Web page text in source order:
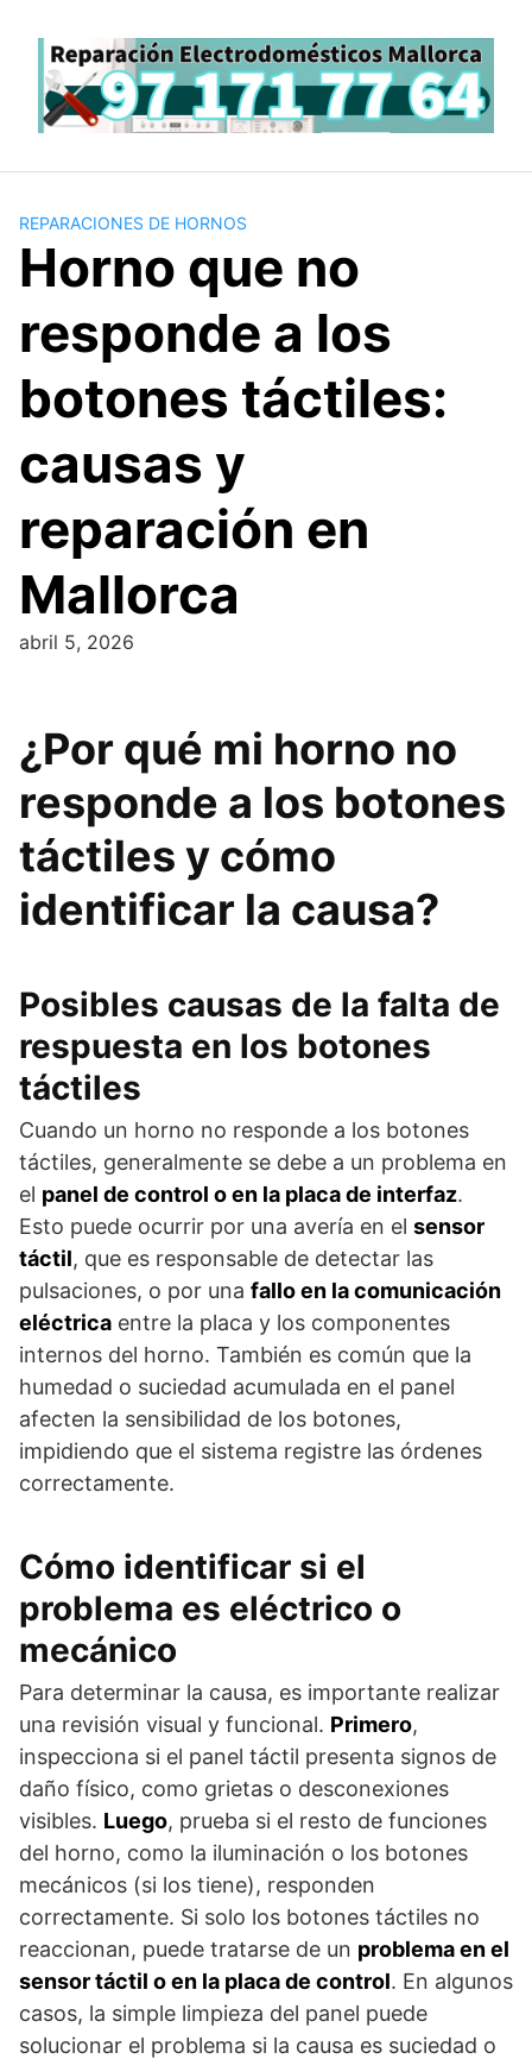
contenido
REPARACIONES DE HORNOS
Horno que no
responde a los
botones táctiles:
causas y
reparación en
Mallorca
abril 5, 2026
¿Por qué mi horno no
responde a los botones
táctiles y cómo
identificar la causa?
Posibles causas de la falta de
respuesta en los botones
táctiles
Cuando un horno no responde a los botones
táctiles, generalmente se debe a un problema en
el panel de control o en la placa de interfaz.
Esto puede ocurrir por una avería en el sensor
táctil, que es responsable de detectar las
pulsaciones, o por una fallo en la comunicación
eléctrica entre la placa y los componentes
internos del horno. También es común que la
humedad o suciedad acumulada en el panel
afecten la sensibilidad de los botones,
impidiendo que el sistema registre las órdenes
correctamente.
Cómo identificar si el
problema es eléctrico o
mecánico
Para determinar la causa, es importante realizar
una revisión visual y funcional. Primero,
inspecciona si el panel táctil presenta signos de
daño físico, como grietas o desconexiones
visibles. Luego, prueba si el resto de funciones
del horno, como la iluminación o los botones
mecánicos (si los tiene), responden
correctamente. Si solo los botones táctiles no
reaccionan, puede tratarse de un problema en el
sensor táctil o en la placa de control. En algunos
casos, la simple limpieza del panel puede
solucionar el problema si la causa es suciedad o